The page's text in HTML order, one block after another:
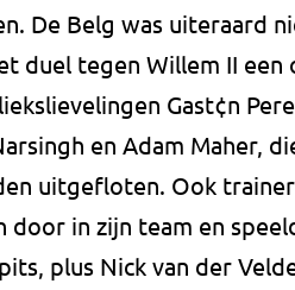
De Belg was uiteraard
duel tegen Willem II een
Gast¢n
en Adam Maher,
uitgefloten. Ook
in zijn team en
plus Nick van der